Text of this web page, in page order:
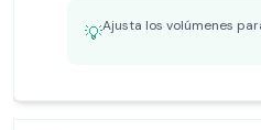
💡Ajusta los volúmenes